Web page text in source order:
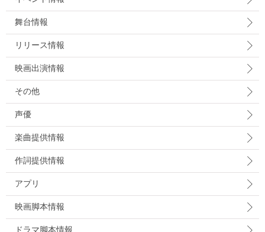
舞台情報
リリース情報
映画出演情報
その他
声優
楽曲提供情報
作詞提供情報
アプリ
映画脚本情報
ドラマ脚本情報